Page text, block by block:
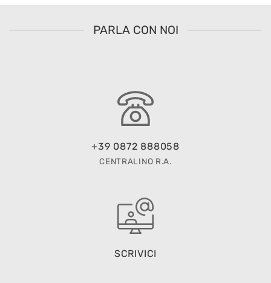
PARLA CON NOI
+39 0872 888058
CENTRALINO R.A.
SCRIVICI